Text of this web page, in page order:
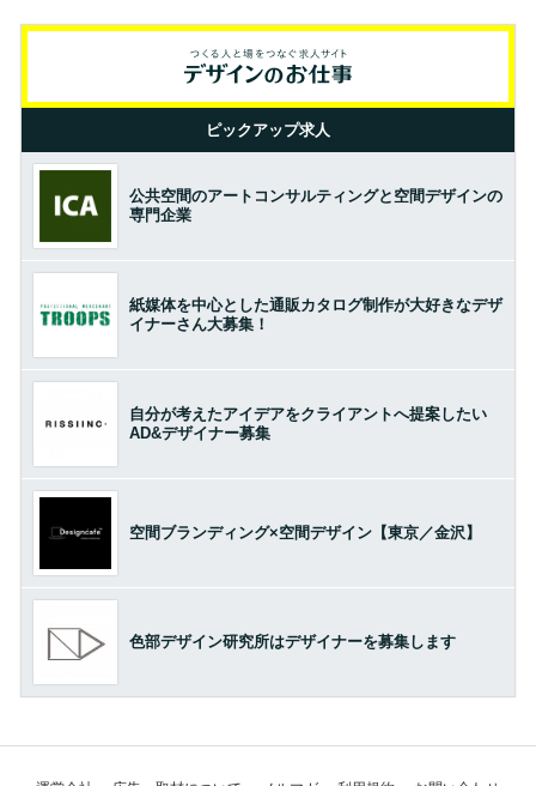
ピックアップ求人
公共空間のアートコンサルティングと空間デザインの
専門企業
紙媒体を中心とした通販カタログ制作が大好きなデザ
イナーさん大募集！
自分が考えたアイデアをクライアントへ提案したい
AD&デザイナー募集
空間ブランディング×空間デザイン【東京／金沢】
色部デザイン研究所はデザイナーを募集します